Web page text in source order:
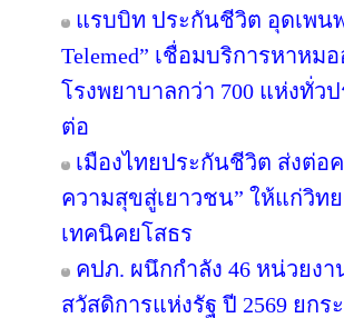
แรบบิท ประกันชีวิต อุดเพน
Telemed” เชื่อมบริการหาห
โรงพยาบาลกว่า 700 แห่งทั่
ต่อ
เมืองไทยประกันชีวิต ส่งต่อ
ความสุขสู่เยาวชน” ให้แก่วิท
เทคนิคยโสธร
คปภ. ผนึกกำลัง 46 หน่วยงา
สวัสดิการแห่งรัฐ ปี 2569 ยก